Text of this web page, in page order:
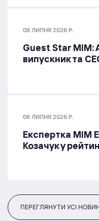
08 ЛИПНЯ 2026 Р.
Guest Star
випускник та
06 ЛИПНЯ 2026 Р.
Експертка MIM
Козачук у
ПЕРЕГЛЯНУТИ УСІ